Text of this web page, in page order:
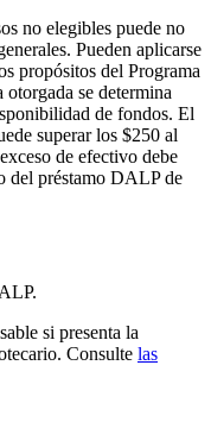
no elegibles puede no
Pueden aplicarse
propósitos del Programa
se determina
de fondos. El
superar los $250 al
de efectivo debe
del préstamo DALP de
si presenta la
Consulte las